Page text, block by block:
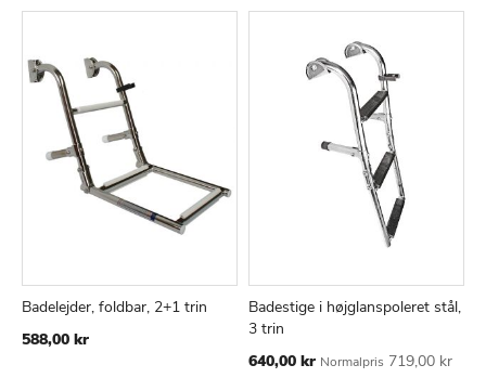
SAMMENLIGN
Badelejder, foldbar, 2+1 trin
588,00 kr
Læg i kurv
ØNSKE
Badestige i højglanspoleret stål,
3 trin
Tilbudspris
640,00 kr Normalpris 719,00 kr